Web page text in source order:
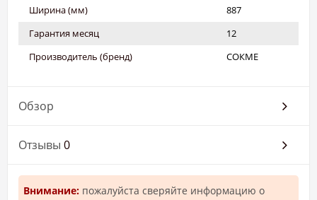
Ширина (мм)
887
Гарантия месяц
12
Производитель (бренд)
СОКМЕ
Обзор
Отзывы 0
Внимание: пожалуйста сверяйте информацию о